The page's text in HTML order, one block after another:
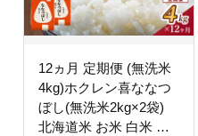
12ヵ月 定期便 (無洗米
4kg)ホクレン喜ななつ
ぼし(無洗米2kg×2袋)
北海道米 お米 白米 ご